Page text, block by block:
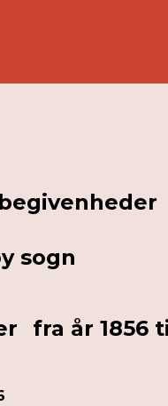
sogn
fra år 1856